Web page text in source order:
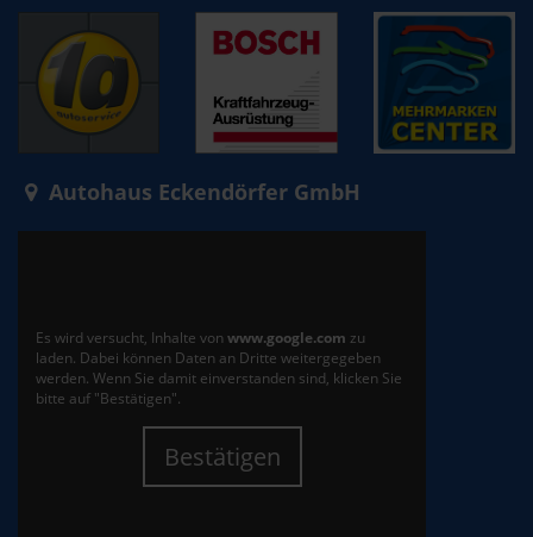
Autohaus Eckendörfer GmbH
Es wird versucht, Inhalte von www.google.com zu
laden. Dabei können Daten an Dritte weitergegeben
werden. Wenn Sie damit einverstanden sind, klicken Sie
bitte auf "Bestätigen".
Bestätigen